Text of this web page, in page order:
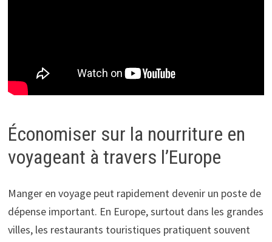
Économiser sur la nourriture en
voyageant à travers l’Europe
Manger en voyage peut rapidement devenir un poste de
dépense important. En Europe, surtout dans les grandes
villes, les restaurants touristiques pratiquent souvent